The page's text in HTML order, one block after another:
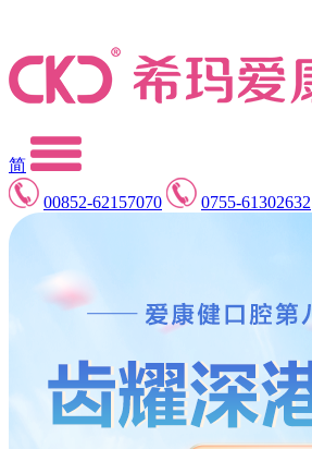
简
00852-62157070
0755-61302632